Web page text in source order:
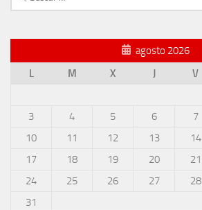
agosto 2026
L
M X J V
3
4 5 6 7
10
11 12 13 14
17
18 19 20 21
24
25 26 27 28
31